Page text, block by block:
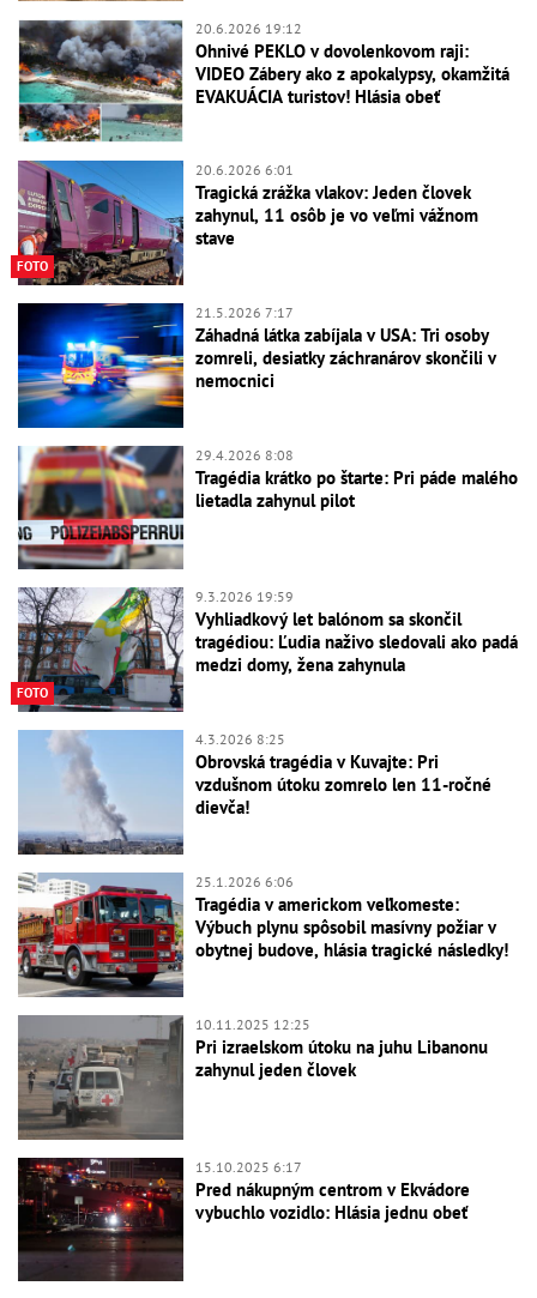
20.6.2026 19:12
Ohnivé PEKLO v dovolenkovom raji:
VIDEO Zábery ako z apokalypsy, okamžitá
EVAKUÁCIA turistov! Hlásia obeť
FOTO
20.6.2026 6:01
Tragická zrážka vlakov: Jeden človek
zahynul, 11 osôb je vo veľmi vážnom
stave
21.5.2026 7:17
Záhadná látka zabíjala v USA: Tri osoby
zomreli, desiatky záchranárov skončili v
nemocnici
29.4.2026 8:08
Tragédia krátko po štarte: Pri páde malého
lietadla zahynul pilot
FOTO
9.3.2026 19:59
Vyhliadkový let balónom sa skončil
tragédiou: Ľudia naživo sledovali ako padá
medzi domy, žena zahynula
4.3.2026 8:25
Obrovská tragédia v Kuvajte: Pri
vzdušnom útoku zomrelo len 11-ročné
dievča!
25.1.2026 6:06
Tragédia v americkom veľkomeste:
Výbuch plynu spôsobil masívny požiar v
obytnej budove, hlásia tragické následky!
10.11.2025 12:25
Pri izraelskom útoku na juhu Libanonu
zahynul jeden človek
15.10.2025 6:17
Pred nákupným centrom v Ekvádore
vybuchlo vozidlo: Hlásia jednu obeť